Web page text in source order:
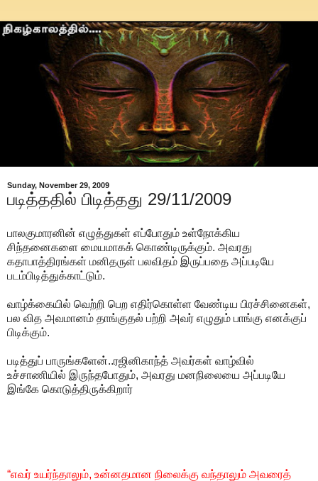
Sunday, November 29, 2009
படித்ததில் பிடித்தது 29/11/2009
பாலகுமாரனின் எழுத்துகள் எப்போதும் உள்நோக்கிய
சிந்தனைகளை மையமாகக் கொண்டிருக்கும். அவரது
கதாபாத்திரங்கள் மனிதருள் பலவிதம் இருப்பதை அப்படியே
படம்பிடித்துக்காட்டும்.
வாழ்க்கையில் வெற்றி பெற எதிர்கொள்ள வேண்டிய பிரச்சினைகள்,
பல வித அவமானம் தாங்குதல் பற்றி அவர் எழுதும் பாங்கு எனக்குப்
பிடிக்கும்.
படித்துப் பாருங்களேன்..ரஜினிகாந்த் அவர்கள் வாழ்வில்
உச்சாணியில் இருந்தபோதும், அவரது மனநிலையை அப்படியே
இங்கே கொடுத்திருக்கிறார்
“எவர் உயர்ந்தாலும், உன்னதமான நிலைக்கு வந்தாலும் அவரைத்